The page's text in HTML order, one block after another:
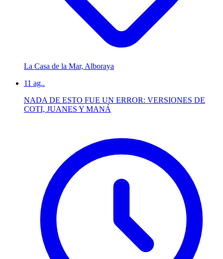
La Casa de la Mar, Alboraya
11 ag..
NADA DE ESTO FUE UN ERROR: VERSIONES DE
COTI, JUANES Y MANÁ